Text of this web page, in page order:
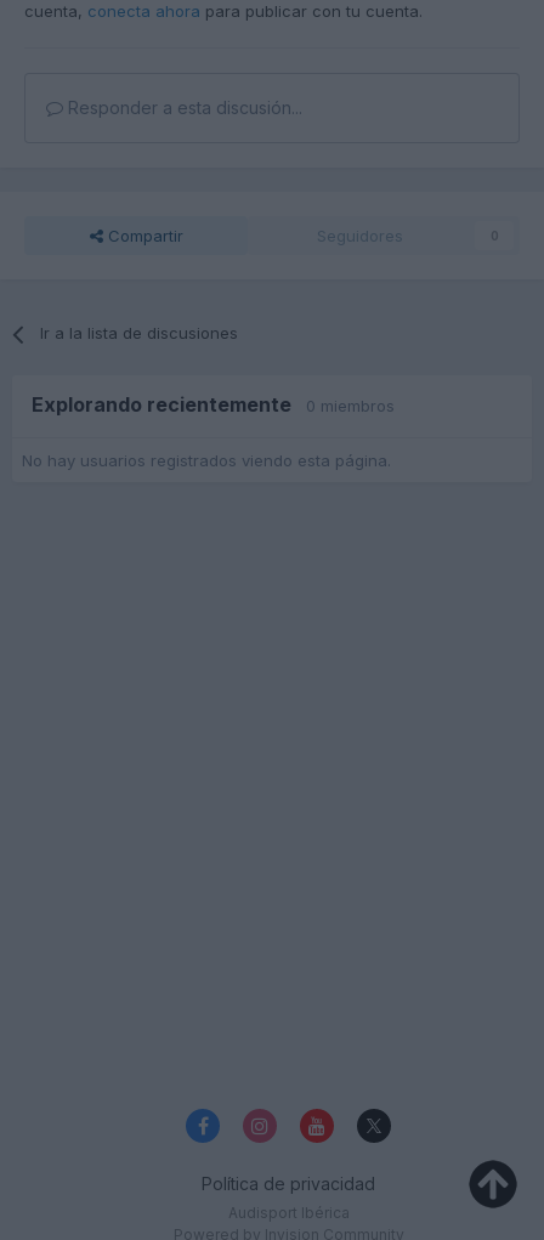
cuenta, conecta ahora para publicar con tu cuenta.
Responder a esta discusión...
Compartir Seguidores 0
Ir a la lista de discusiones
Explorando recientemente 0 miembros
No hay usuarios registrados viendo esta página.
Política de privacidad
Audisport Ibérica
Powered by Invision Community